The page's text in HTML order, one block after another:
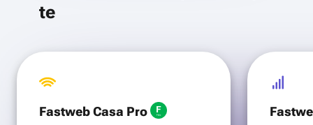
te
Fastweb Casa Pro